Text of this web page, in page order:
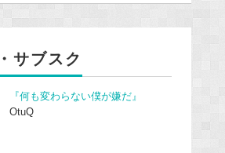
サブスク
『何も変わらない僕が嫌だ』
OtuQ